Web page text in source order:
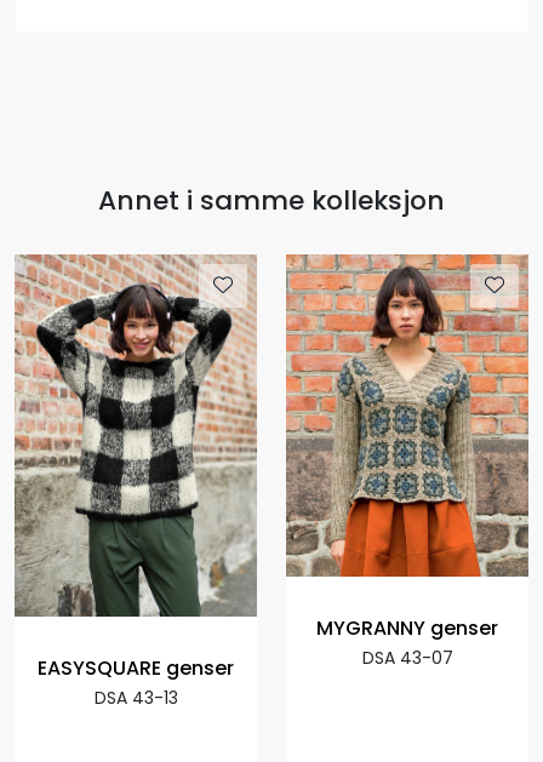
Annet i samme kolleksjon
EASYSQUARE genser
DSA 43-13
MYGRANNY genser
DSA 43-07